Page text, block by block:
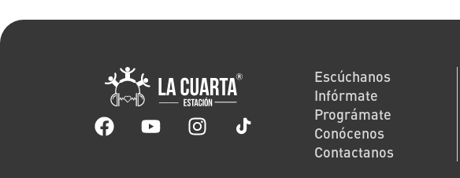
Escúchanos
Infórmate
Prográmate
Conócenos
Contactanos